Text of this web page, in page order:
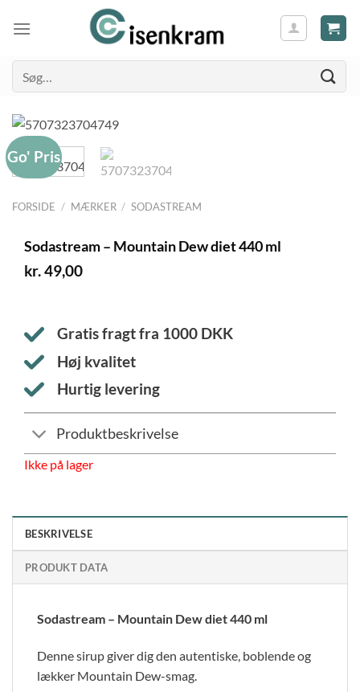
efter:
FORSIDE / MÆRKER / SODASTREAM
Go' Pris
Sodastream – Mountain Dew diet 440 ml
kr.49,00
Gratis fragt fra 1000 DKK
Høj kvalitet
Hurtig levering
Produktbeskrivelse
Ikke på lager
BESKRIVELSE
PRODUKT DATA
Sodastream – Mountain Dew diet 440 ml
Denne sirup giver dig den autentiske, boblende og
lækker Mountain Dew-smag.